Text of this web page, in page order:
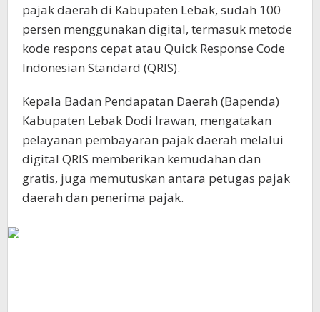
pajak daerah di Kabupaten Lebak, sudah 100
persen menggunakan digital, termasuk metode
kode respons cepat atau Quick Response Code
Indonesian Standard (QRIS).
Kepala Badan Pendapatan Daerah (Bapenda)
Kabupaten Lebak Dodi Irawan, mengatakan
pelayanan pembayaran pajak daerah melalui
digital QRIS memberikan kemudahan dan
gratis, juga memutuskan antara petugas pajak
daerah dan penerima pajak.